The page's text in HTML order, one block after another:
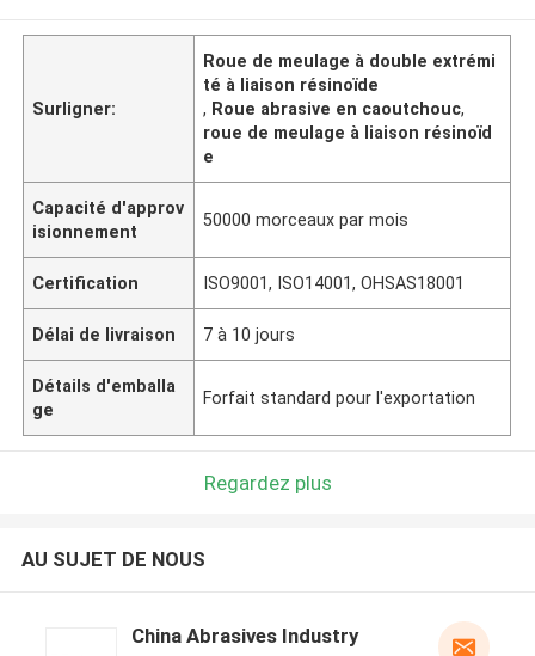
Surligner:
Roue de meulage à double extrémi
té à liaison résinoïde
, Roue abrasive en caoutchouc,
roue de meulage à liaison résinoïd
e
Capacité d'approv
isionnement
50000 morceaux par mois
Certification ISO9001, ISO14001, OHSAS18001
Délai de livraison 7 à 10 jours
Détails d'emballa
ge
Forfait standard pour l'exportation
Regardez plus
AU SUJET DE NOUS
China Abrasives Industry